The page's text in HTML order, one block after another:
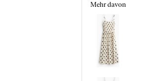
Mehr davon